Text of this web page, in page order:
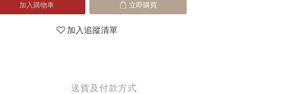
加入購物車 立即購買
加入追蹤清單
送貨及付款方式